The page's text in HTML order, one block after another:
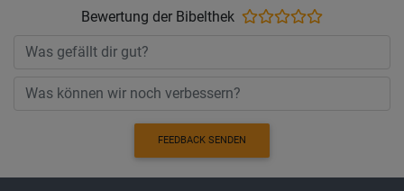
Bewertung der Bibelthek
FEEDBACK SENDEN